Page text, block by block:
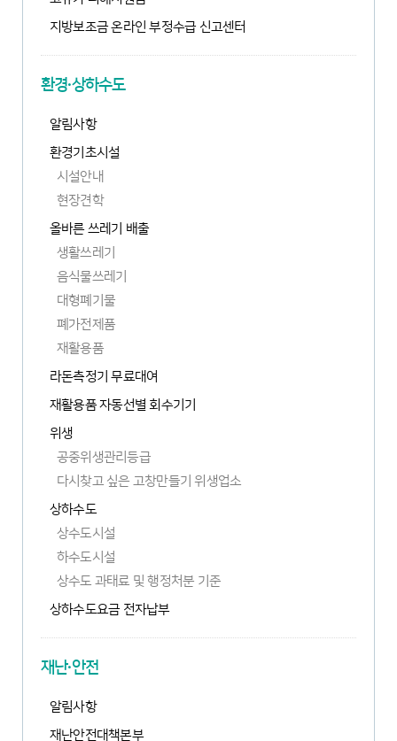
지방보조금 온라인 부정수급 신고센터
환경·상하수도
알림사항
환경기초시설
시설안내
현장견학
올바른 쓰레기 배출
생활쓰레기
음식물쓰레기
대형폐기물
폐가전제품
재활용품
라돈측정기 무료대여
재활용품 자동선별 회수기기
위생
공중위생관리등급
다시찾고 싶은 고창만들기 위생업소
상하수도
상수도시설
하수도시설
상수도 과태료 및 행정처분 기준
상하수도요금 전자납부
재난·안전
알림사항
재난안전대책본부